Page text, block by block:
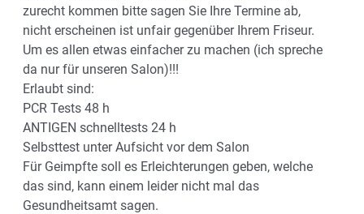
zurecht kommen bitte sagen Sie Ihre Termine ab,
nicht erscheinen ist unfair gegenüber Ihrem Friseur.
Um es allen etwas einfacher zu machen (ich spreche
da nur für unseren Salon)!!!
Erlaubt sind:
PCR Tests 48 h
ANTIGEN schnelltests 24 h
Selbsttest unter Aufsicht vor dem Salon
Für Geimpfte soll es Erleichterungen geben, welche
das sind, kann einem leider nicht mal das
Gesundheitsamt sagen.